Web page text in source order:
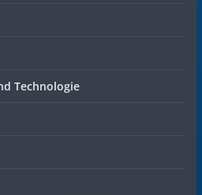
Technologie